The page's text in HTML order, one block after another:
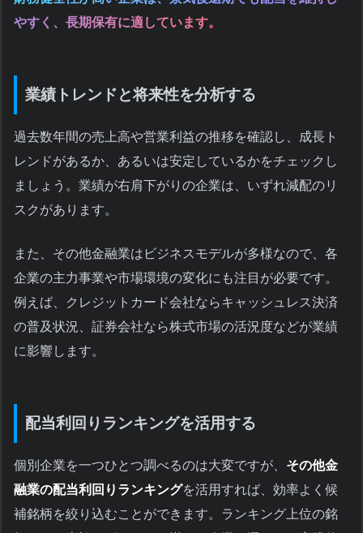
やすく、長期保有に適しています。
業績トレンドと将来性を分析する
過去数年間の売上高や営業利益の推移を確認し、成長ト
レンドがあるか、あるいは安定しているかをチェックし
ましょう。業績が右肩下がりの企業は、いずれ減配のリ
スクがあります。
また、その他金融業はビジネスモデルが多様なので、各
企業の主力事業や市場環境の変化にも注目が必要です。
例えば、クレジットカード会社ならキャッシュレス決済
の普及状況、証券会社なら株式市場の活況度などが業績
に影響します。
配当利回りランキングを活用する
個別企業を一つひとつ調べるのは大変ですが、 その他金
融業の配当利回りランキングを活用すれば、効率よく候
補銘柄を絞り込むことができます。ランキング上位の銘